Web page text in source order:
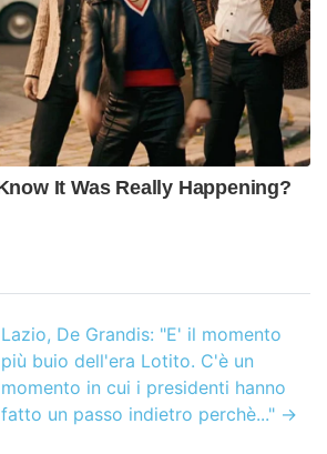
Lazio, De Grandis: "E' il momento
più buio dell'era Lotito. C'è un
momento in cui i presidenti hanno
fatto un passo indietro perchè..."→